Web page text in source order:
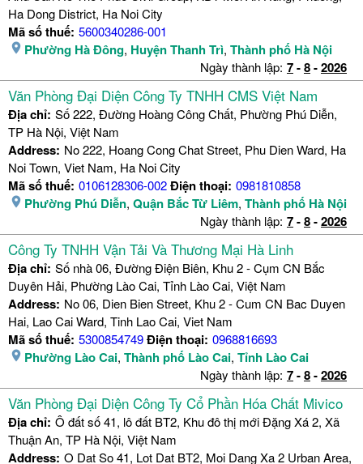
Ha Dong District, Ha Noi City
Mã số thuế: 5600340286-001
Phường Hà Đông, Huyện Thanh Trì, Thành phố Hà Nội
Ngày thành lập: 7-8-2026
Văn Phòng Đại Diện Công Ty TNHH CMS Việt Nam
Địa chỉ: Số 222, Đường Hoàng Công Chất, Phường Phú Diễn,
TP Hà Nội, Việt Nam
Address: No 222, Hoang Cong Chat Street, Phu Dien Ward, Ha
Noi Town, Viet Nam, Ha Noi City
Mã số thuế: 0106128306-002Điện thoại: 0981810858
Phường Phú Diễn, Quận Bắc Từ Liêm, Thành phố Hà Nội
Ngày thành lập: 7-8-2026
Công Ty TNHH Vận Tải Và Thương Mại Hà Linh
Địa chỉ: Số nhà 06, Đường Điện Biên, Khu 2 - Cụm CN Bắc
Duyên Hải, Phường Lào Cai, Tỉnh Lào Cai, Việt Nam
Address: No 06, Dien Bien Street, Khu 2 - Cum CN Bac Duyen
Hai, Lao Cai Ward, Tinh Lao Cai, Viet Nam
Mã số thuế: 5300854749Điện thoại: 0968816693
Phường Lào Cai, Thành phố Lào Cai, Tỉnh Lào Cai
Ngày thành lập: 7-8-2026
Văn Phòng Đại Diện Công Ty Cổ Phần Hóa Chất Mivico
Địa chỉ: Ô đất số 41, lô đất BT2, Khu đô thị mới Đặng Xá 2, Xã
Thuận An, TP Hà Nội, Việt Nam
Address: O Dat So 41, Lot Dat BT2, Moi Dang Xa 2 Urban Area,